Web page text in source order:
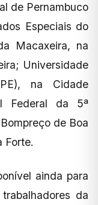
de Pernambuco
Especiais do
Macaxeira, na
Universidade
na Cidade
Federal da 5ª
de Boa
Forte.
ainda para
da